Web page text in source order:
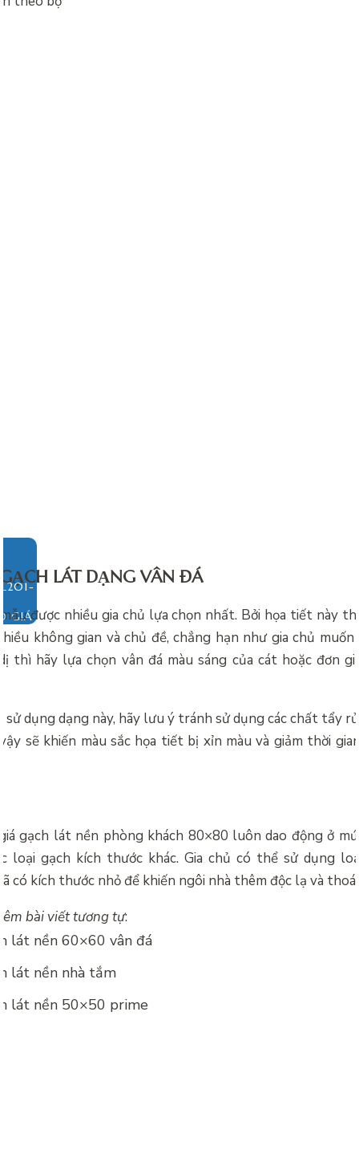
GIÁ
LÁT DẠNG VÂN ĐÁ
được nhiều gia chủ lựa chọn nhất. Bởi họa tiết này
không gian và chủ đề, chẳng hạn như gia chủ muốn
thì hãy lựa chọn vân đá màu sáng của cát hoặc đơn
sử dụng dạng này, hãy lưu ý tránh sử dụng các chất tẩy
sẽ khiến màu sắc họa tiết bị xỉn màu và giảm thời
gạch lát nền phòng khách 80×80 luôn dao động ở
loại gạch kích thước khác. Gia chủ có thể sử dụng
có kích thước nhỏ để khiến ngôi nhà thêm độc lạ và
bài viết tương tự:
lát nền 60×60 vân đá
lát nền nhà tắm
lát nền 50×50 prime